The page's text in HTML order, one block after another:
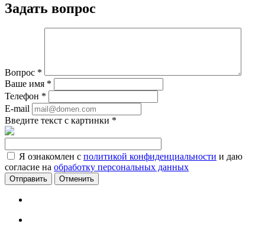
Задать вопрос
Вопрос *
Ваше имя *
Телефон *
E-mail
Введите текст с картинки *
Я ознакомлен с политикой конфиденциальности и даю
согласие на обработку персональных данных
Отменить